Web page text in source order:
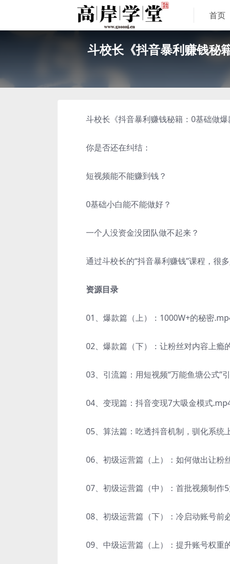
首页
斗校长《抖音暴利赚钱秘
斗校长《抖音暴利赚钱秘籍：0基础做爆
你是否还在纠结：
短视频能不能赚到钱？
0基础小白能不能做好？
一个人没资金没团队做不起来？
通过斗校长的“抖音暴利赚钱”课程，很多
资源目录
01、爆款篇（上）：1000W+的秘密
02、爆款篇（下）：让粉丝对内容上瘾
03、引流篇：用短视频“万能鱼塘公式”
04、变现篇：抖音变现7大吸金模式
05、算法篇：吃透抖音机制，驯化系统
06、初级运营篇（上）：如何做出让粉
07、初级运营篇（中）：首批视频制作
08、初级运营篇（下）：冷启动账号前
09、中级运营篇（上）：提升账号权重